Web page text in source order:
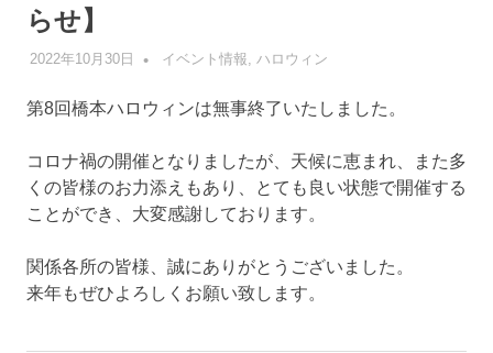
らせ】
2022年10月30日 管理者
イベント情報 ハロウィン
第8回橋本ハロウィンは無事終了いたしました。
コロナ禍の開催となりましたが、天候に恵まれ、また多
くの皆様のお力添えもあり、とても良い状態で開催する
ことができ、大変感謝しております。
関係各所の皆様、誠にありがとうございました。
来年もぜひよろしくお願い致します。